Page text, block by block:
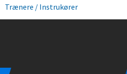
Trænere / Instrukører